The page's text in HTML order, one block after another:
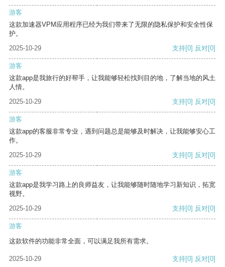
游客
这款加速器VPM应用程序已经为我们带来了无限的隐私保护和安全性保
护。
2025-10-29
支持[0] 反对[0]
游客
这款app是我旅行的好帮手，让我能够轻松找到目的地，了解当地的风土
人情。
2025-10-29
支持[0] 反对[0]
游客
这款app的客服非常专业，遇到问题总是能够及时解决，让我能够安心工
作。
2025-10-29
支持[0] 反对[0]
游客
这款app是我学习路上的良师益友，让我能够随时随地学习新知识，拓宽
视野。
2025-10-29
支持[0] 反对[0]
游客
这款软件的功能非常全面，可以满足我所有需求。
2025-10-29 支持[0] 反对[0]